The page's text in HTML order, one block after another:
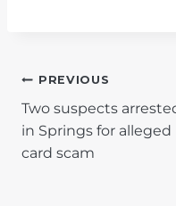
POST
PREVIOUS
Two suspects
in Springs for alleged
card scam